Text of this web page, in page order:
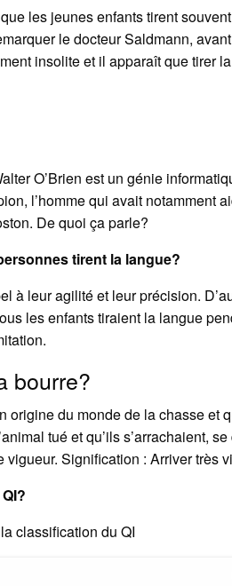
les jeunes enfants tirent
le docteur Saldmann,
insolite et il apparaît que tirer
O’Brien est un génie
l’homme qui avait notamment
De quoi ça parle?
tirent la langue?
à leur agilité et leur précision.
les enfants tiraient la langue
bourre?
origine du monde de la chasse et
tué et qu’ils s’arrachaient,
vigueur. Signification : Arriver très
classification du QI